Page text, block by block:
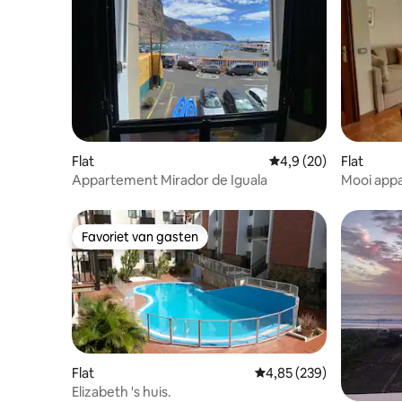
tot biosfeerreservaat, met de categorie
'uitstekend' .
Flat Gemiddelde
4,9 (20)
Appartement Mirador de Iguala
Flat
Mooi
Favoriet van gasten
Favoriet van gasten
Flat Gemiddelde
4,85 (239)
Elizabeth 's huis.